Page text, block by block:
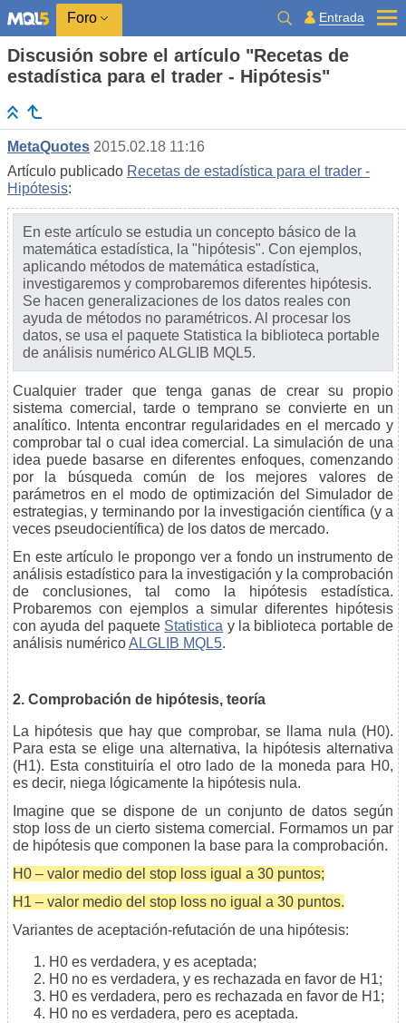
Foro Entrada
Discusión sobre el artículo "Recetas de
estadística para el trader - Hipótesis"
MetaQuotes 2015.02.18 11:16
Artículo publicado Recetas de estadística para el trader -
Hipótesis:
En este artículo se estudia un concepto básico de la
matemática estadística, la "hipótesis". Con ejemplos,
aplicando métodos de matemática estadística,
investigaremos y comprobaremos diferentes hipótesis.
Se hacen generalizaciones de los datos reales con
ayuda de métodos no paramétricos. Al procesar los
datos, se usa el paquete Statistica la biblioteca portable
de análisis numérico ALGLIB MQL5.
Cualquier trader que tenga ganas de crear su propio
sistema comercial, tarde o temprano se convierte en un
analítico. Intenta encontrar regularidades en el mercado y
comprobar tal o cual idea comercial. La simulación de una
idea puede basarse en diferentes enfoques, comenzando
por la búsqueda común de los mejores valores de
parámetros en el modo de optimización del Simulador de
estrategias, y terminando por la investigación científica (y a
veces pseudocientífica) de los datos de mercado.
En este artículo le propongo ver a fondo un instrumento de
análisis estadístico para la investigación y la comprobación
de conclusiones, tal como la hipótesis estadística.
Probaremos con ejemplos a simular diferentes hipótesis
con ayuda del paquete Statistica y la biblioteca portable de
análisis numéricoALGLIB MQL5.
2. Comprobación de hipótesis, teoría
La hipótesis que hay que comprobar, se llama nula (Н0).
Para esta se elige una alternativa, la hipótesis alternativa
(Н1). Esta constituiría el otro lado de la moneda para Н0,
es decir, niega lógicamente la hipótesis nula.
Imagine que se dispone de un conjunto de datos según
stop loss de un cierto sistema comercial. Formamos un par
de hipótesis que componen la base para la comprobación.
Н0 – valor medio del stop loss igual a 30 puntos;
Н1 – valor medio del stop loss no igual a 30 puntos.
Variantes de aceptación-refutación de una hipótesis:
Н0 es verdadera, y es aceptada;
Н0 no es verdadera, y es rechazada en favor de Н1;
Н0 es verdadera, pero es rechazada en favor de Н1;
Н0 no es verdadera, pero es aceptada.